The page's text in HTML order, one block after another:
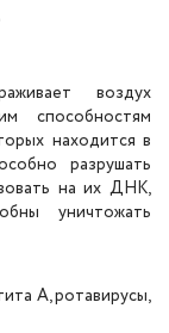
воздух
способностям
находится в
разрушать
на их ДНК,
уничтожать
А, ротавирусы,